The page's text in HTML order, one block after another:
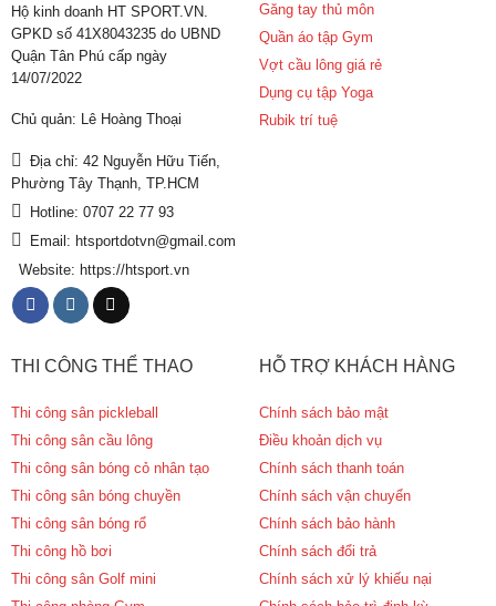
Hộ kinh doanh HT SPORT.VN.
GPKD số 41X8043235 do UBND
Quận Tân Phú cấp ngày
14/07/2022
Chủ quản: Lê Hoàng Thoại
Địa chỉ: 42 Nguyễn Hữu Tiến,
Phường Tây Thạnh, TP.HCM
Hotline: 0707 22 77 93
Email: htsportdotvn@gmail.com
Website: https://htsport.vn
Găng tay thủ môn
Quần áo tập Gym
Vợt cầu lông giá rẻ
Dụng cụ tập Yoga
Rubik trí tuệ
THI CÔNG THỂ THAO
Thi công sân pickleball
Thi công sân cầu lông
Thi công sân bóng cỏ nhân tạo
Thi công sân bóng chuyền
Thi công sân bóng rổ
Thi công hồ bơi
Thi công sân Golf mini
HỖ TRỢ KHÁCH HÀNG
Chính sách bảo mật
Điều khoản dịch vụ
Chính sách thanh toán
Chính sách vận chuyển
Chính sách bảo hành
Chính sách đổi trả
Chính sách xử lý khiếu nại